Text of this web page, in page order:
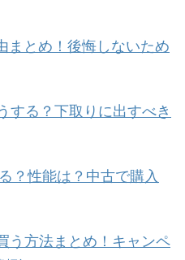
まとめ！後悔しないため
する？下取りに出すべき
？性能は？中古で購入
う方法まとめ！キャンペ